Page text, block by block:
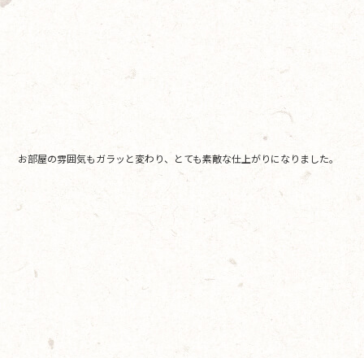
お部屋の雰囲気もガラッと変わり、とても素敵な仕上がりになりました。